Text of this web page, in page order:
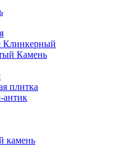
Клинкерный
Камень
плитка
камень